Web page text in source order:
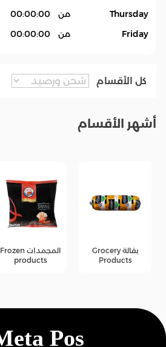
Thursday
من 00:00:00
Friday
من 00:00:00
كل الأقسام
أشهر الأقسام
بقالة Grocery
Products
المجمدات Frozen
products